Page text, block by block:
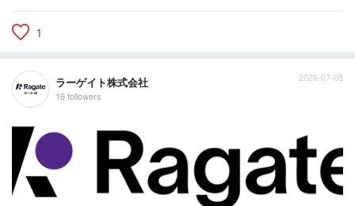
1
ラーゲイト株式会社
16 followers
2026-07-08